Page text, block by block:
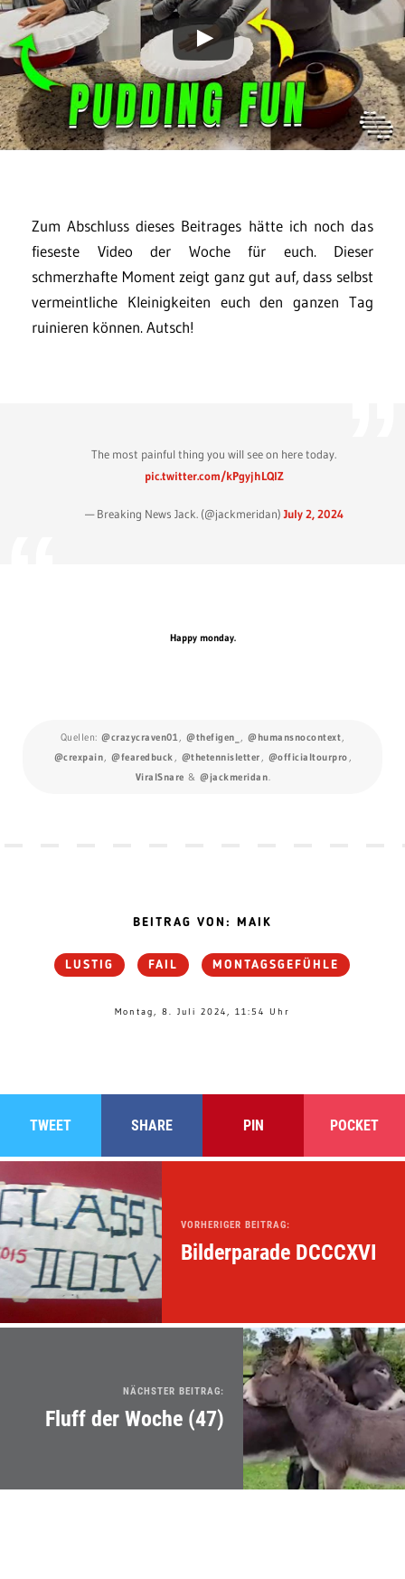
Zum Abschluss dieses Beitrages hätte ich noch das
fieseste Video der Woche für euch. Dieser
schmerzhafte Moment zeigt ganz gut auf, dass selbst
vermeintliche Kleinigkeiten euch den ganzen Tag
ruinieren können. Autsch!
The most painful thing you will see on here today.
pic.twitter.com/kPgyjhLQlZ
— Breaking News Jack. (@jackmeridan)July 2, 2024
Happy monday.
Quellen: @crazycraven01, @thefigen_ , @humansnocontext,
@crexpain, @fearedbuck , @thetennisletter , @officialtourpro ,
ViralSnare & @jackmeridan.
BEITRAG VON: MAIK
LUSTIG FAIL MONTAGSGEFÜHLE
Montag, 8. Juli 2024, 11:54 Uhr
TWEET SHARE PIN POCKET
VORHERIGER BEITRAG:
Bilderparade DCCCXVI
NÄCHSTER BEITRAG:
Fluff der Woche (47)